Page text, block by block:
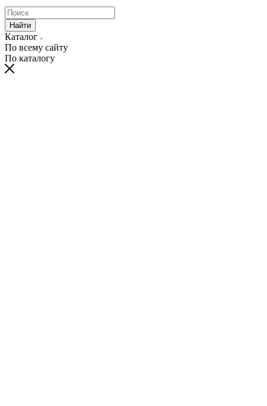
Найти
Каталог
По всему сайту
По каталогу